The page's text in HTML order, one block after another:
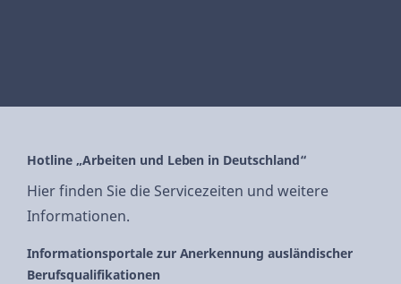
Hotline „Arbeiten und Leben in Deutschland“
Hier finden Sie die Servicezeiten und weitere
Informationen.
Informationsportale zur Anerkennung ausländischer
Berufsqualifikationen